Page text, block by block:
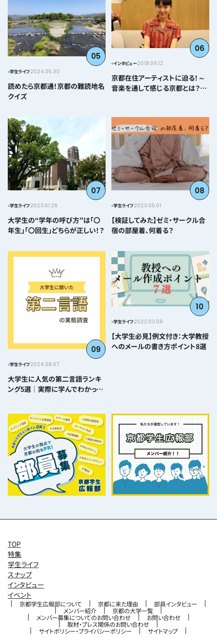
05
学生ライフ2024.05.30
読めたら京都通！京都の難読地名
クイズ
06
インタビュー2018.09.12
京都在住アーティストに迫る！～
音楽を通して感じる京都とは？＠
07
学生ライフ2023.01.26
大学生の“学年の呼び方”は「〇
年生」「〇回生」どちらが正しい！？
08
学生ライフ2023.05.01
【検証してみた】ゼミ・サークル合
宿の部屋着、何着る？
09
学生ライフ2024.08.07
大学生に人気の第二言語ランキ
ング5選｜実際に学んでわかった
10
学生ライフ2022.03.09
【大学生必見】例文付き：大学教授
へのメールの書き方ポイント8選
TOP
特集
学生ライフ
スナップ
インタビュー
イベント
京都学生広報部について 京都に来た理由 部員インタビュー
メンバー紹介 京都の大学一覧
メンバー募集についてのお問い合わせ お問い合わせ
取材・プレス関係のお問い合わせ
サイトポリシー・プライバシーポリシー サイトマップ